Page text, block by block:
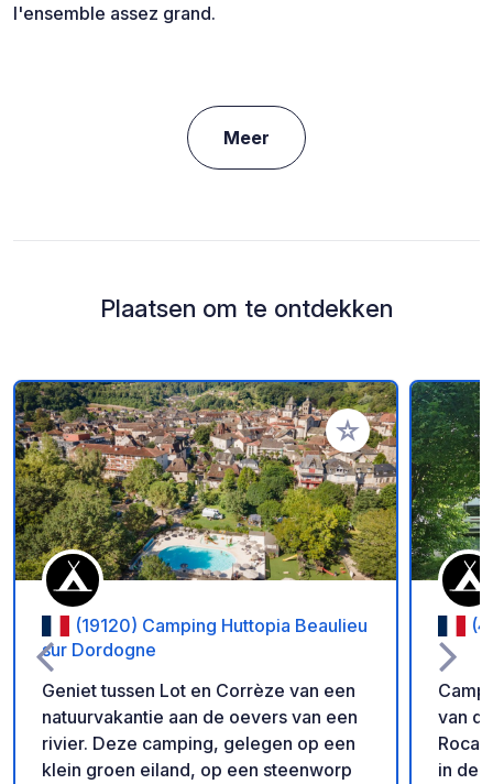
l'ensemble assez grand.
Meer
Plaatsen om te ontdekken
Voeg toe aan je
(19120) Camping Huttopia Beaulieu
sur Dordogne
Geniet tussen Lot en Corrèze van een
natuurvakantie aan de oevers van een
rivier. Deze camping, gelegen op een
klein groen eiland, op een steenworp
van
in de